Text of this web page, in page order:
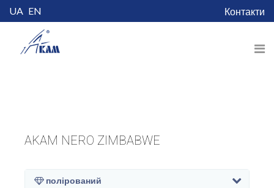
UA EN Контакти
AKAM NERO ZIMBABWE
полірований